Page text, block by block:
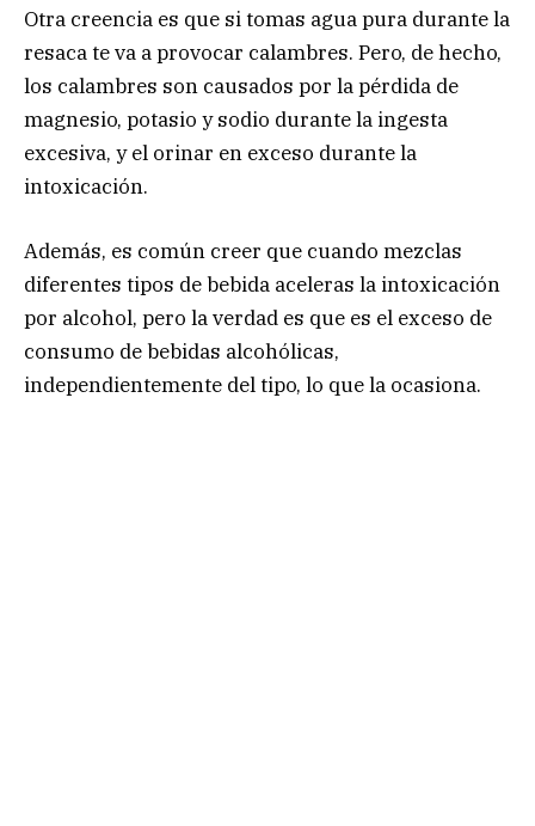
Otra creencia es que si tomas agua pura durante la
resaca te va a provocar calambres. Pero, de hecho,
los calambres son causados por la pérdida de
magnesio, potasio y sodio durante la ingesta
excesiva, y el orinar en exceso durante la
intoxicación.
Además, es común creer que cuando mezclas
diferentes tipos de bebida aceleras la intoxicación
por alcohol, pero la verdad es que es el exceso de
consumo de bebidas alcohólicas,
independientemente del tipo, lo que la ocasiona.